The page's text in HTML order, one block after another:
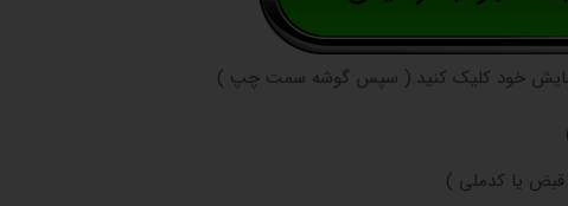
خود کلیک کنید.( سپس گوشه سمت چپ )
قبض یا کدملی )